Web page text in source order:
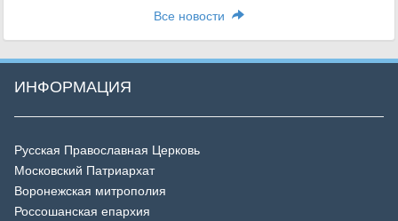
Все новости
ИНФОРМАЦИЯ
Русская Православная Церковь
Московский Патриархат
Воронежская митрополия
Россошанская епархия